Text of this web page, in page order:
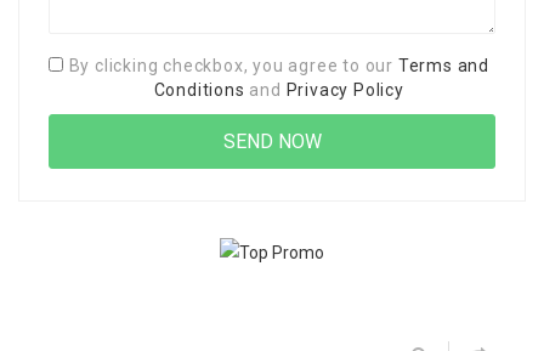
By clicking checkbox, you agree to our Terms and
Conditions and Privacy Policy